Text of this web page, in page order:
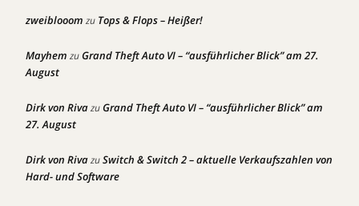
zweiblooom zu Tops & Flops – Heißer!
Mayhem zuGrand Theft Auto VI – “ausführlicher Blick” am 27.
August
Dirk von RivazuGrand Theft Auto VI – “ausführlicher Blick” am
27. August
Dirk von RivazuSwitch & Switch 2 – aktuelle Verkaufszahlen von
Hard- und Software